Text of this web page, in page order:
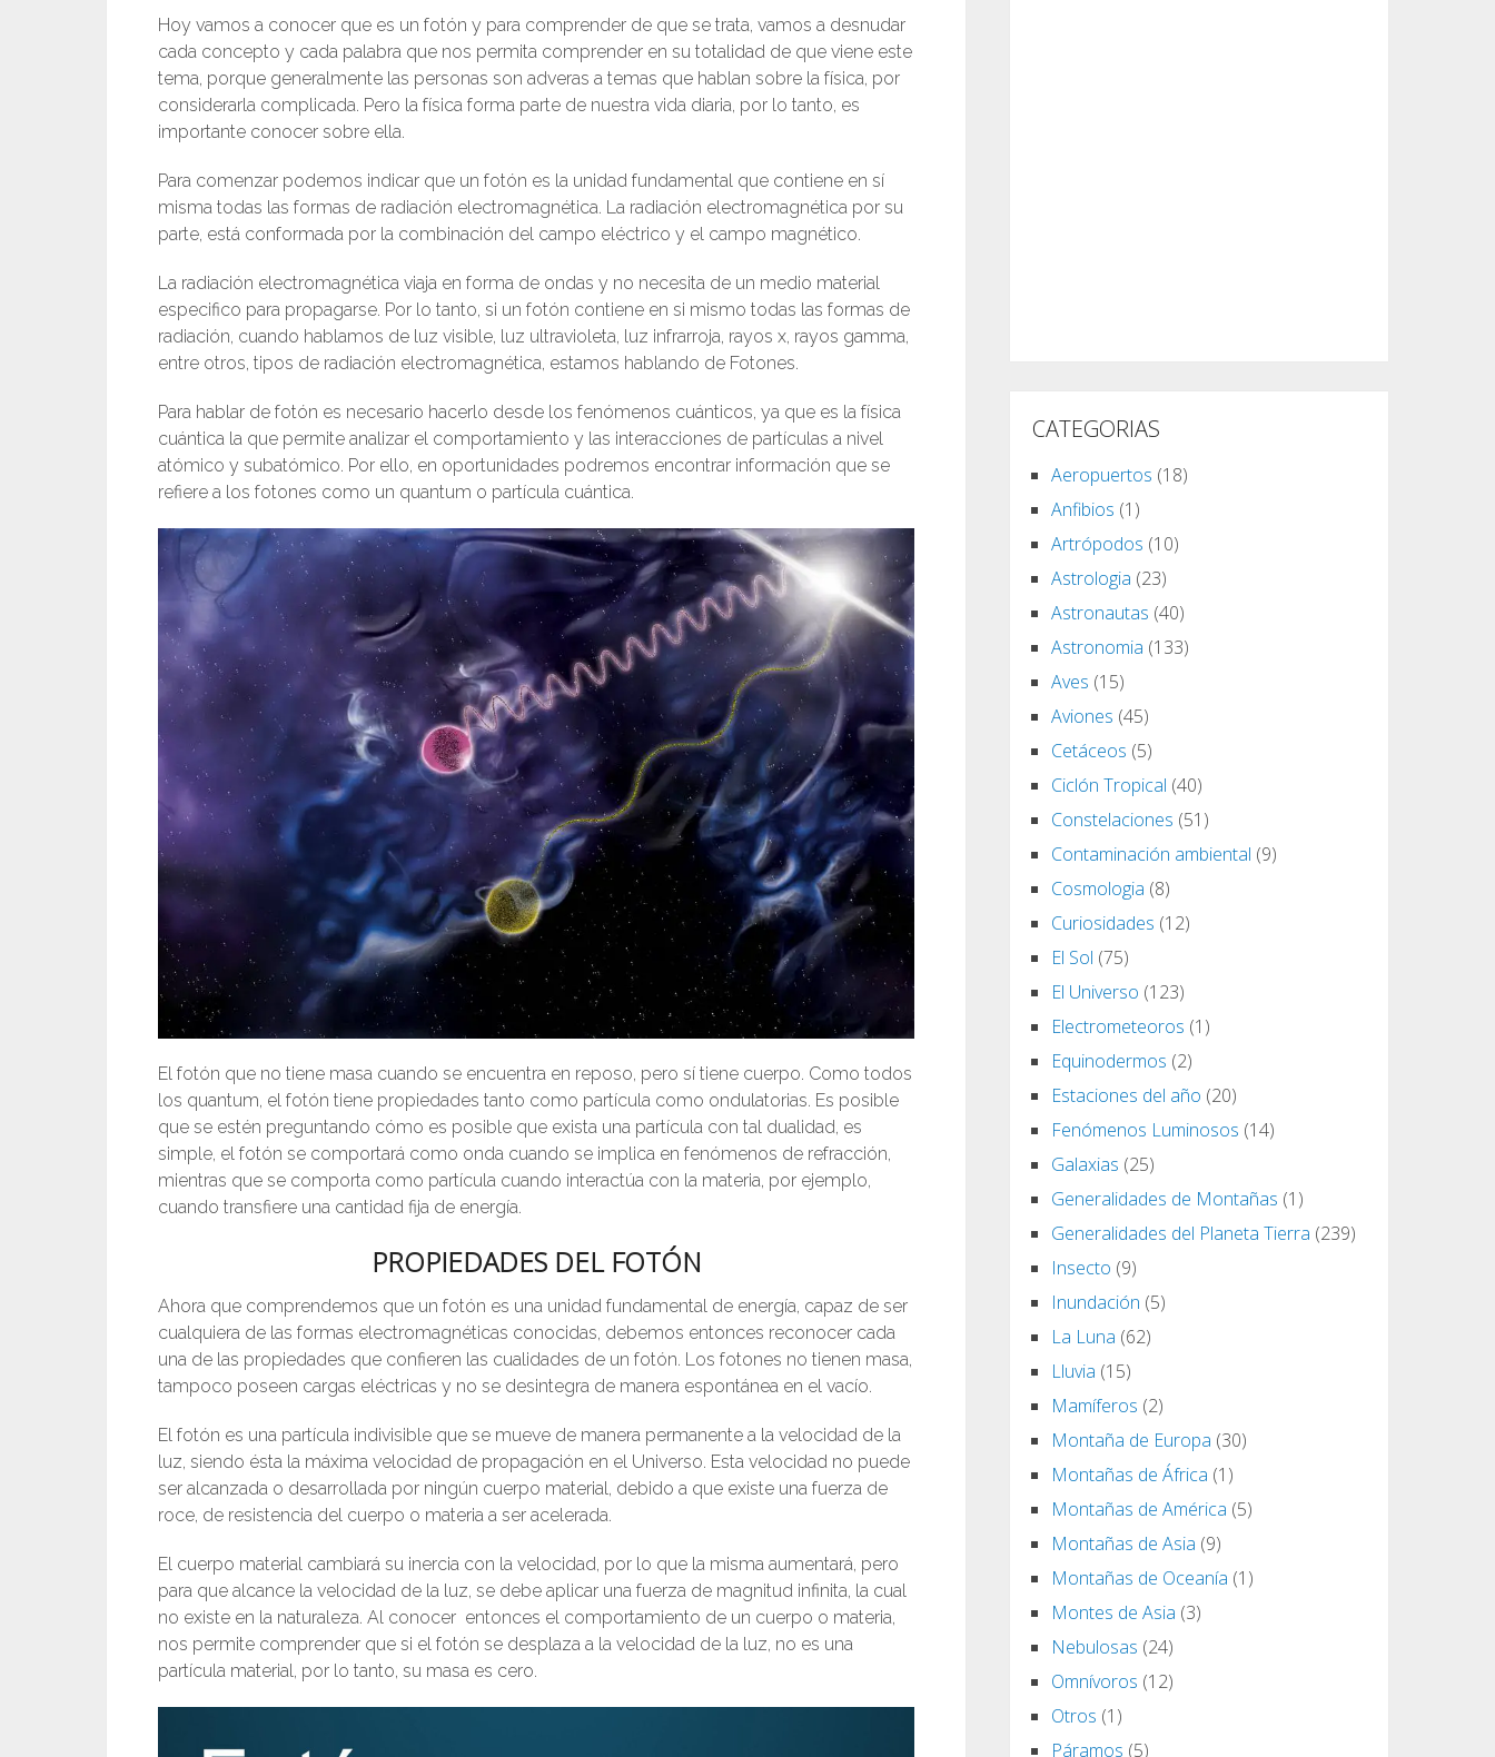
Hoy vamos a conocer que es un fotón y para comprender de que se trata, vamos a desnudar
cada concepto y cada palabra que nos permita comprender en su totalidad de que viene este
tema, porque generalmente las personas son adveras a temas que hablan sobre la física, por
considerarla complicada. Pero la física forma parte de nuestra vida diaria, por lo tanto, es
importante conocer sobre ella.
Para comenzar podemos indicar que un fotón es la unidad fundamental que contiene en sí
misma todas las formas de radiación electromagnética. La radiación electromagnética por su
parte, está conformada por la combinación del campo eléctrico y el campo magnético.
La radiación electromagnética viaja en forma de ondas y no necesita de un medio material
especifico para propagarse. Por lo tanto, si un fotón contiene en si mismo todas las formas de
radiación, cuando hablamos de luz visible, luz ultravioleta, luz infrarroja, rayos x, rayos gamma,
entre otros, tipos de radiación electromagnética, estamos hablando de Fotones.
Para hablar de fotón es necesario hacerlo desde los fenómenos cuánticos, ya que es la física
cuántica la que permite analizar el comportamiento y las interacciones de partículas a nivel
atómico y subatómico. Por ello, en oportunidades podremos encontrar información que se
refiere a los fotones como un quantum o partícula cuántica.
El fotón que no tiene masa cuando se encuentra en reposo, pero sí tiene cuerpo. Como todos
los quantum, el fotón tiene propiedades tanto como partícula como ondulatorias. Es posible
que se estén preguntando cómo es posible que exista una partícula con tal dualidad, es
simple, el fotón se comportará como onda cuando se implica en fenómenos de refracción,
mientras que se comporta como partícula cuando interactúa con la materia, por ejemplo,
cuando transfiere una cantidad fija de energía.
PROPIEDADES DEL FOTÓN
Ahora que comprendemos que un fotón es una unidad fundamental de energía, capaz de ser
cualquiera de las formas electromagnéticas conocidas, debemos entonces reconocer cada
una de las propiedades que confieren las cualidades de un fotón. Los fotones no tienen masa,
tampoco poseen cargas eléctricas ​y no se desintegra de manera espontánea en el vacío.
El fotón es una partícula indivisible que se mueve de manera permanente a la velocidad de la
luz, siendo ésta la máxima velocidad de propagación en el Universo. Esta velocidad no puede
ser alcanzada o desarrollada por ningún cuerpo material, debido a que existe una fuerza de
roce, de resistencia del cuerpo o materia a ser acelerada.
El cuerpo material cambiará su inercia con la velocidad, por lo que la misma aumentará, pero
para que alcance la velocidad de la luz, se debe aplicar una fuerza de magnitud infinita, la cual
no existe en la naturaleza. Al conocer entonces el comportamiento de un cuerpo o materia,
nos permite comprender que si el fotón se desplaza a la velocidad de la luz, no es una
partícula material, por lo tanto, su masa es cero.
CATEGORIAS
Aeropuertos (18)
Anfibios (1)
Artrópodos (10)
Astrologia (23)
Astronautas (40)
Astronomia (133)
Aves (15)
Aviones (45)
Cetáceos (5)
Ciclón Tropical (40)
Constelaciones (51)
Contaminación ambiental (9)
Cosmologia (8)
Curiosidades (12)
El Sol (75)
El Universo (123)
Electrometeoros (1)
Equinodermos (2)
Estaciones del año (20)
Fenómenos Luminosos (14)
Galaxias (25)
Generalidades de Montañas (1)
Generalidades del Planeta Tierra (239)
Insecto (9)
Inundación (5)
La Luna (62)
Lluvia (15)
Mamíferos (2)
Montaña de Europa (30)
Montañas de África (1)
Montañas de América (5)
Montañas de Asia (9)
Montañas de Oceanía (1)
Montes de Asia (3)
Nebulosas (24)
Omnívoros (12)
Otros (1)
Páramos (5)